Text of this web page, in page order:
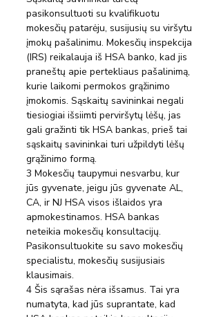
pasikonsultuoti su kvalifikuotu
mokesčių patarėju, susijusių su viršytu
įmokų pašalinimu. Mokesčių inspekcija
(IRS) reikalauja iš HSA banko, kad jis
praneštų apie pertekliaus pašalinimą,
kurie laikomi permokos grąžinimo
įmokomis. Sąskaitų savininkai negali
tiesiogiai išsiimti perviršytų lėšų, jas
gali gražinti tik HSA bankas, prieš tai
sąskaitų savininkai turi užpildyti lėšų
grąžinimo formą.
3 Mokesčių taupymui nesvarbu, kur
jūs gyvenate, jeigu jūs gyvenate AL,
CA, ir NJ HSA visos išlaidos yra
apmokestinamos. HSA bankas
neteikia mokesčių konsultacijų.
Pasikonsultuokite su savo mokesčių
specialistu, mokesčių susijusiais
klausimais.
4 Šis sąrašas nėra išsamus. Tai yra
numatyta, kad jūs suprantate, kad